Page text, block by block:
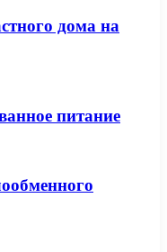
дома на
питание